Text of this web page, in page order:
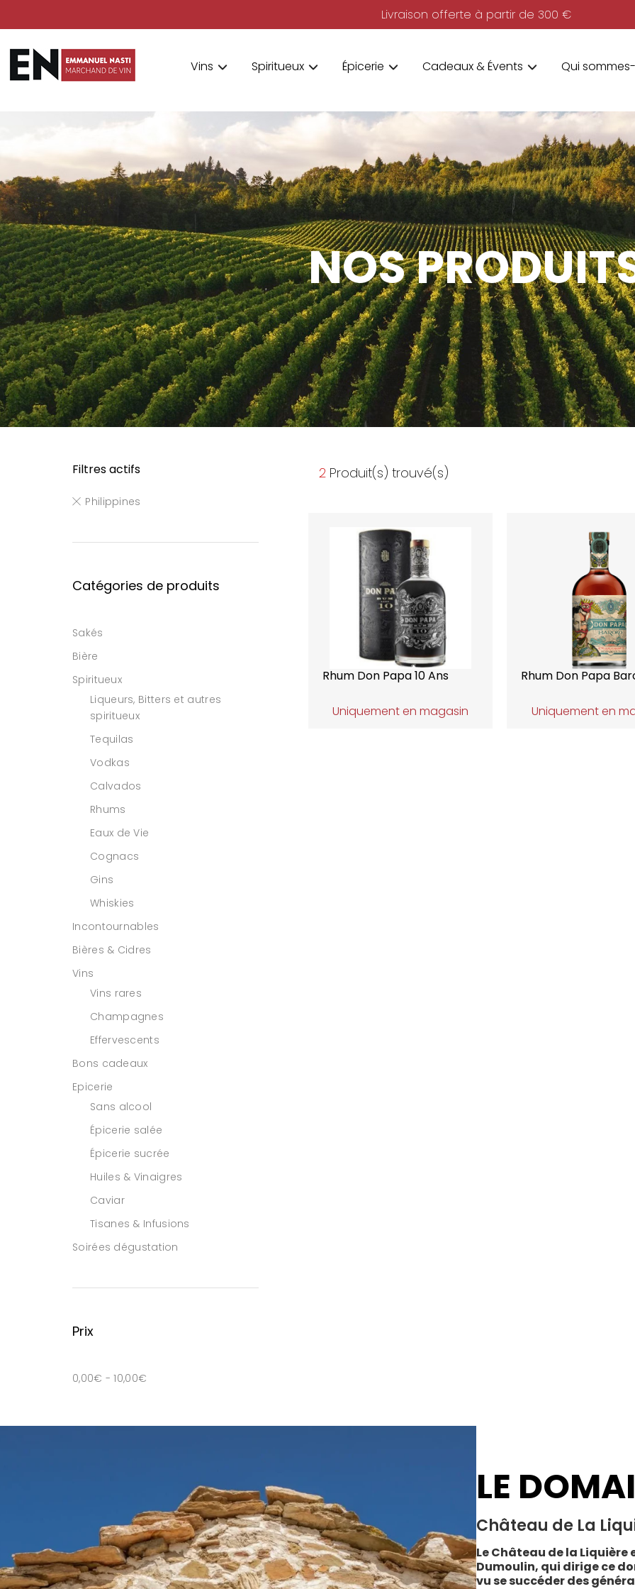
Livraison offerte à partir de 300 €
Vins Spiritueux Épicerie Cadeaux & Évents Qui
NOS
2 Produit(s) trouvé(s)
Rhum Don Papa 10 Ans
Uniquement en magasin
Rhum Don Papa
Uniquement en
Filtres actifs
Philippines
Catégories de produits
Sakés
Bière
Spiritueux
Liqueurs, Bitters et autres
spiritueux
Tequilas
Vodkas
Calvados
Rhums
Eaux de Vie
Cognacs
Gins
Whiskies
Incontournables
Bières & Cidres
Vins
Vins rares
Champagnes
Effervescents
Bons cadeaux
Epicerie
Sans alcool
Épicerie salée
Épicerie sucrée
Huiles & Vinaigres
Caviar
Tisanes & Infusions
Soirées dégustation
Prix
0,00€ -10,00€
LE
Château de La
Le Château de la
Dumoulin, qui dirige ce
vu se succéder des